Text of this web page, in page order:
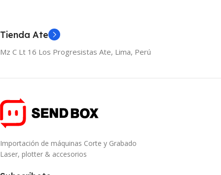
Tienda Ate
Mz C Lt 16 Los Progresistas Ate, Lima, Perú
Importación de máquinas Corte y Grabado
Laser, plotter & accesorios